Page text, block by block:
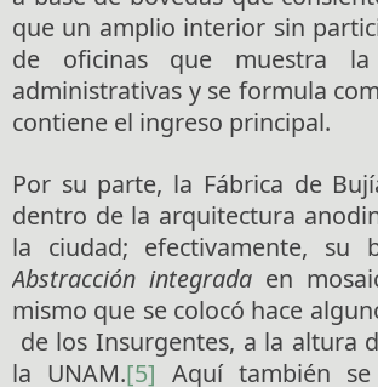
que un amplio interior sin
de oficinas que muestra
administrativas y se formula
contiene el ingreso principal.
Por su parte, la Fábrica de
dentro de la arquitectura
la ciudad; efectivamente, su
Abstracción integradaen
mismo que se colocó hace
de los Insurgentes, a la altura
la UNAM.[5] Aquí también